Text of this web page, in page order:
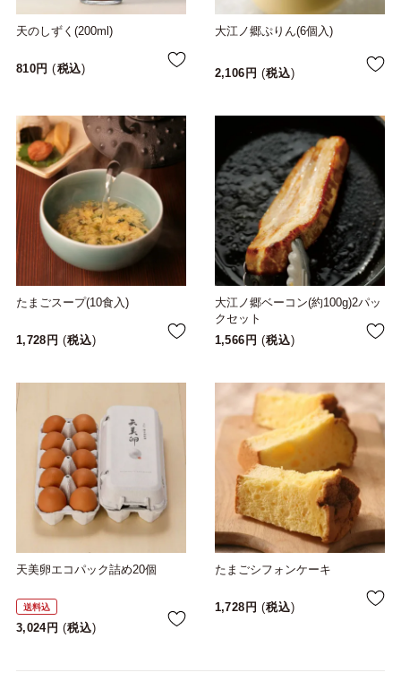
天のしずく(200ml)
810 税込
大江ノ郷ぷりん(6個入)
2,106 税込
たまごスープ(10食入)
1,728 税込
大江ノ郷ベーコン(約100g)2パッ
クセット
1,566
税込
天美卵エコパック詰め20個
送料込
3,024 税込
たまごシフォンケーキ
1,728 税込